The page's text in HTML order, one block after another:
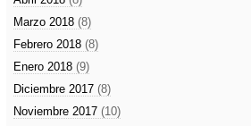
Marzo 2018 (8)
Febrero 2018 (8)
Enero 2018 (9)
Diciembre 2017 (8)
Noviembre 2017 (10)